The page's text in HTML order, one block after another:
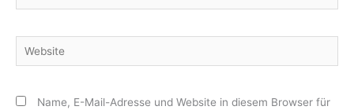
Mail-
Website
Name, E-Mail-Adresse und Website in diesem Browser für